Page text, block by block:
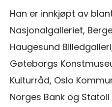
Han er innkjøpt av
Nasjonalgalleriet,
Haugesund
Gøteborgs
Kulturråd, Oslo
Norges Bank og Statoil